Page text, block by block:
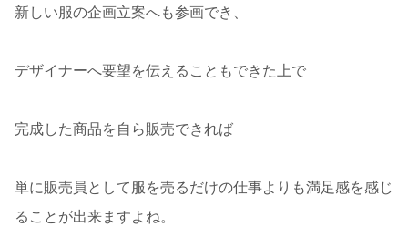
新しい服の企画立案へも参画でき、
デザイナーへ要望を伝えることもできた上で
完成した商品を自ら販売できれば
単に販売員として服を売るだけの仕事よりも満足感を感じ
ることが出来ますよね。